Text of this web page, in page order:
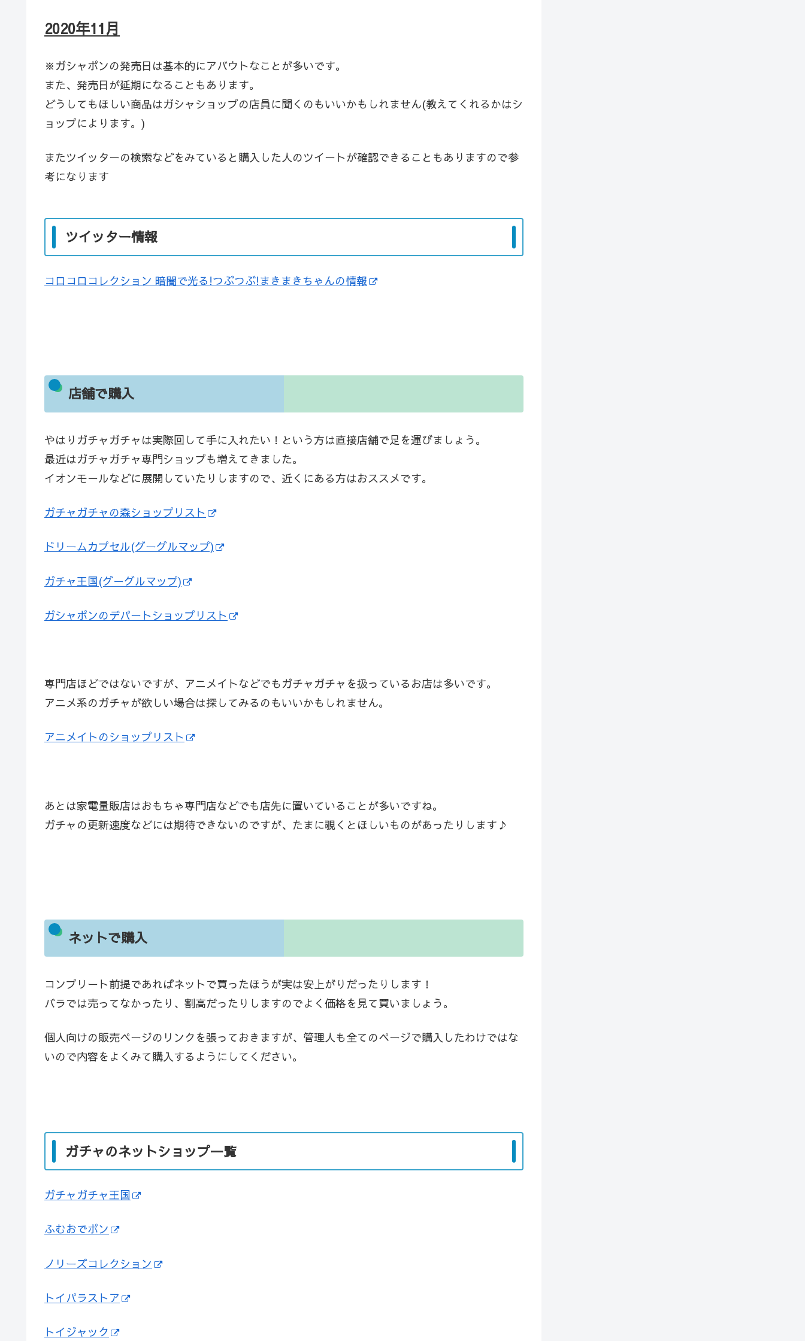
2020年11月
※ガシャポンの発売日は基本的にアバウトなことが多いです。
また、発売日が延期になることもあります。
どうしてもほしい商品はガシャショップの店員に聞くのもいいかもしれません(教えてくれるかはシ
ョップによります。)
またツイッターの検索などをみていると購入した人のツイートが確認できることもありますので参
考になります
ツイッター情報
コロコロコレクション 暗闇で光る!つぶつぶ!まきまきちゃんの情報
店舗で購入
やはりガチャガチャは実際回して手に入れたい！という方は直接店舗で足を運びましょう。
最近はガチャガチャ専門ショップも増えてきました。
イオンモールなどに展開していたりしますので、近くにある方はおススメです。
ガチャガチャの森ショップリスト
ドリームカプセル(グーグルマップ)
ガチャ王国(グーグルマップ)
ガシャポンのデパートショップリスト
専門店ほどではないですが、アニメイトなどでもガチャガチャを扱っているお店は多いです。
アニメ系のガチャが欲しい場合は探してみるのもいいかもしれません。
アニメイトのショップリスト
あとは家電量販店はおもちゃ専門店などでも店先に置いていることが多いですね。
ガチャの更新速度などには期待できないのですが、たまに覗くとほしいものがあったりします♪
ネットで購入
コンプリート前提であればネットで買ったほうが実は安上がりだったりします！
バラでは売ってなかったり、割高だったりしますのでよく価格を見て買いましょう。
個人向けの販売ページのリンクを張っておきますが、管理人も全てのページで購入したわけではな
いので内容をよくみて購入するようにしてください。
ガチャのネットショップ一覧
ガチャガチャ王国
ふむおでポン
ノリーズコレクション
トイパラストア
トイジャック